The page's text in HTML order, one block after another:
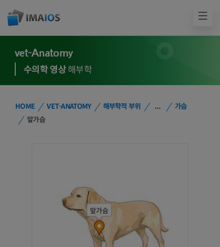
vet-Anatomy
수의학 영상해부학
HOME VET-ANATOMY 해부학적 부위 ...
가슴
앞가슴